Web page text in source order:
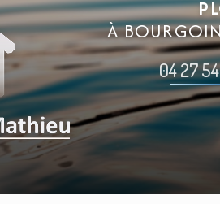
À
04 27